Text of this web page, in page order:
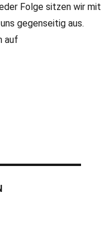
Folge sitzen wir mit
gegenseitig aus.
auf